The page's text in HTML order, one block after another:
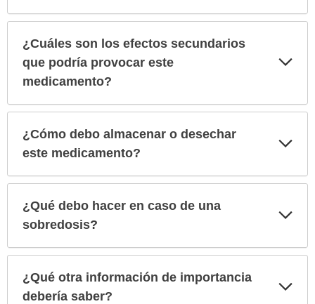
¿Cuáles son los efectos secundarios
que podría provocar este
medicamento?
¿Cómo debo almacenar o desechar
este medicamento?
¿Qué debo hacer en caso de una
sobredosis?
¿Qué otra información de importancia
debería saber?